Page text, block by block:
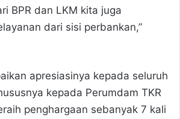
BPR dan LKM kita juga
dari sisi perbankan,”
apresiasinya kepada seluruh
kepada Perumdam TKR
penghargaan sebanyak 7 kali